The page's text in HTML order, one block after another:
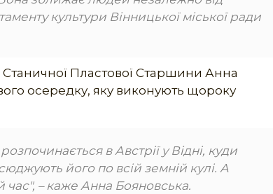
культури Вінницької міської ради
Станичної Пластової Старшини Анна
осередку, яку виконують щороку
в Австрії у Відні, куди
його по всій земній кулі. А
час", – каже Анна Бояновська.